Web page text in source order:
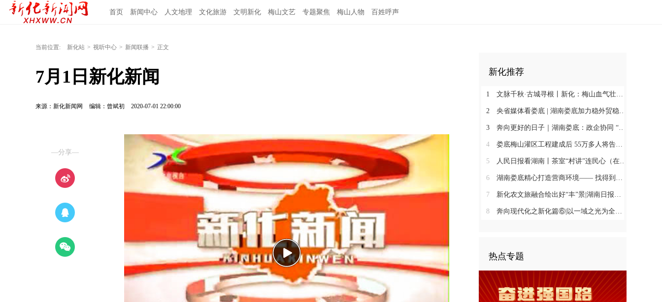
首页 新闻中心 人文地理 文化旅游 文明新化 梅山文艺 专题聚焦 梅山人物 百姓呼声
当前位置: 新化站 > 视听中心 > 新闻联播 > 正文
7月1日新化新闻
来源：新化新闻网 编辑：曾斌初 2020-07-01 22:00:00
—分享—
Play
新化推荐
1 文脉千秋·古城寻根丨新化：梅山血气壮此城
2 央省媒体看娄底 | 湖南娄底加力稳外贸稳外资 一季度对外实际投资同比增长174.9%
3 奔向更好的日子｜湖南娄底：政企协同 “基金+保险”破解万人搬迁后扶难题
4 娄底梅山灌区工程建成后 55万多人将告别“靠天喝水”@湖南日报头版
5 人民日报看湖南丨茶室“村讲”连民心（在现场·“村字号”文体活动观察）
6 湖南娄底精心打造营商环境—— 找得到人 听得懂话 办得了事
7 新化农文旅融合绘出好“丰”景|湖南日报市州版头条
8 奔向现代化之新化篇⑥|以一域之光为全局添彩@湖南日报
热点专题